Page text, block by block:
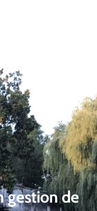
gestion de